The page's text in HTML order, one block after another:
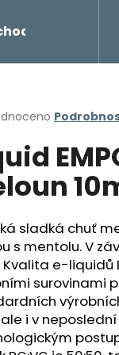
sladká chuť
s mentolu. V
e-liquidů
surovinami
ale i v